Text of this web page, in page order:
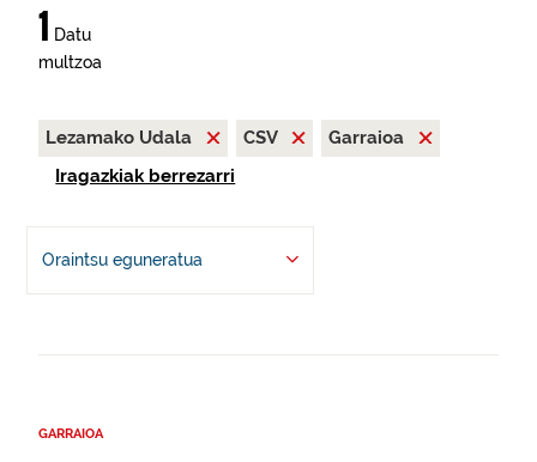
1 Datu
multzoa
Lezamako Udala CSV
Garraioa
Iragazkiak berrezarri
Oraintsu eguneratua
GARRAIOA